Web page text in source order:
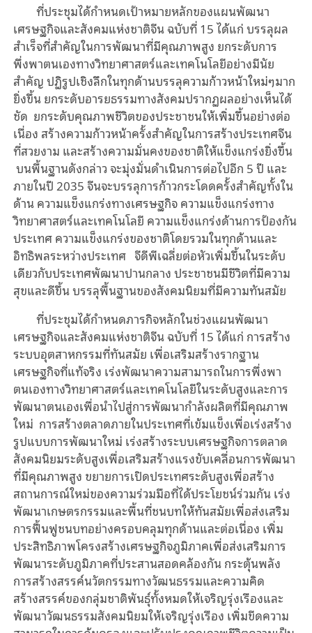
ที่ประชุมได้กำหนดเป้าหมายหลักของแผนพัฒนา
เศรษฐกิจและสังคมแห่งชาติจีน ฉบับที่ 15 ได้แก่ บรรลุผล
สำเร็จที่สำคัญในการพัฒนาที่มีคุณภาพสูง ยกระดับการ
พึ่งพาตนเองทางวิทยาศาสตร์และเทคโนโลยีอย่างมีนัย
สำคัญ ปฏิรูปเชิงลึกในทุกด้านบรรลุความก้าวหน้าใหม่ๆมาก
ยิ่งขึ้น ยกระดับอารยธรรมทางสังคมปรากฏผลอย่างเห็นได้
ชัด ยกระดับคุณภาพชีวิตของประชาชนให้เพิ่มขึ้นอย่างต่อ
เนื่อง สร้างความก้าวหน้าครั้งสำคัญในการสร้างประเทศจีน
ที่สวยงาม และสร้างความมั่นคงของชาติให้แข็งแกร่งยิ่งขึ้น
บนพื้นฐานดังกล่าว จะมุ่งมั่นดำเนินการต่อไปอีก 5 ปี และ
ภายในปี 2035 จีนจะบรรลุการก้าวกระโดดครั้งสำคัญทั้งใน
ด้าน ความแข็งแกร่งทางเศรษฐกิจ ความแข็งแกร่งทาง
วิทยาศาสตร์และเทคโนโลยี ความแข็งแกร่งด้านการป้องกัน
ประเทศ ความแข็งแกร่งของชาติโดยรวมในทุกด้านและ
อิทธิพลระหว่างประเทศ จีดีพีเฉลี่ยต่อหัวเพิ่มขึ้นในระดับ
เดียวกับประเทศพัฒนาปานกลาง ประชาชนมีชีวิตที่มีความ
สุขและดีขึ้น บรรลุพื้นฐานของสังคมนิยมที่มีความทันสมัย
ที่ประชุมได้กำหนดภารกิจหลักในช่วงแผนพัฒนา
เศรษฐกิจและสังคมแห่งชาติจีน ฉบับที่ 15 ได้แก่ การสร้าง
ระบบอุตสาหกรรมที่ทันสมัย เพื่อเสริมสร้างรากฐาน
เศรษฐกิจที่แท้จริง เร่งพัฒนาความสามารถในการพึ่งพา
ตนเองทางวิทยาศาสตร์และเทคโนโลยีในระดับสูงและการ
พัฒนาตนเองเพื่อนำไปสู่การพัฒนากำลังผลิตที่มีคุณภาพ
ใหม่ การสร้างตลาดภายในประเทศที่เข้มแข็งเพื่อเร่งสร้าง
รูปแบบการพัฒนาใหม่ เร่งสร้างระบบเศรษฐกิจการตลาด
สังคมนิยมระดับสูงเพื่อเสริมสร้างแรงขับเคลื่อนการพัฒนา
ที่มีคุณภาพสูง ขยายการเปิดประเทศระดับสูงเพื่อสร้าง
สถานการณ์ใหม่ของความร่วมมือที่ได้ประโยชน์ร่วมกัน เร่ง
พัฒนาเกษตรกรรมและพื้นที่ชนบทให้ทันสมัยเพื่อส่งเสริม
การฟื้นฟูชนบทอย่างครอบคลุมทุกด้านและต่อเนื่อง เพิ่ม
ประสิทธิภาพโครงสร้างเศรษฐกิจภูมิภาคเพื่อส่งเสริมการ
พัฒนาระดับภูมิภาคที่ประสานสอดคล้องกัน กระตุ้นพลัง
การสร้างสรรค์นวัตกรรมทางวัฒนธรรมและความคิด
สร้างสรรค์ของกลุ่มชาติพันธุ์ทั้งหมดให้เจริญรุ่งเรืองและ
พัฒนาวัฒนธรรมสังคมนิยมให้เจริญรุ่งเรือง เพิ่มขีดความ